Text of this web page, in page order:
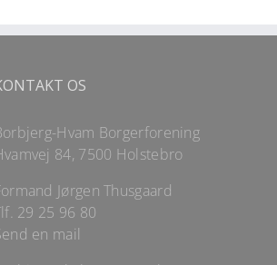
OS
Hvam Borgerforening
84, 7500 Holstebro
Jørgen Thusgaard
29 25 96 80
en mail